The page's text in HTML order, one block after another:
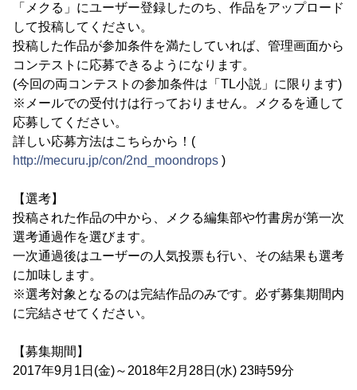
「メクる」にユーザー登録したのち、作品をアップロード
して投稿してください。
投稿した作品が参加条件を満たしていれば、管理画面から
コンテストに応募できるようになります。
(今回の両コンテストの参加条件は「TL小説」に限ります)
※メールでの受付けは行っておりません。メクるを通して
応募してください。
詳しい応募方法はこちらから！(
http://mecuru.jp/con/2nd_moondrops )
【選考】
投稿された作品の中から、メクる編集部や竹書房が第一次
選考通過作を選びます。
一次通過後はユーザーの人気投票も行い、その結果も選考
に加味します。
※選考対象となるのは完結作品のみです。必ず募集期間内
に完結させてください。
【募集期間】
2017年9月1日(金)～2018年2月28日(水) 23時59分